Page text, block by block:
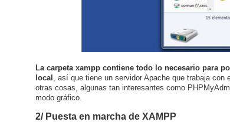
La carpeta xampp contiene todo lo necesario para
local , así que tiene un servidor Apache que trabaja
otras cosas, algunas tan interesantes como
modo gráfico.
2/ Puesta en marcha de XAMPP